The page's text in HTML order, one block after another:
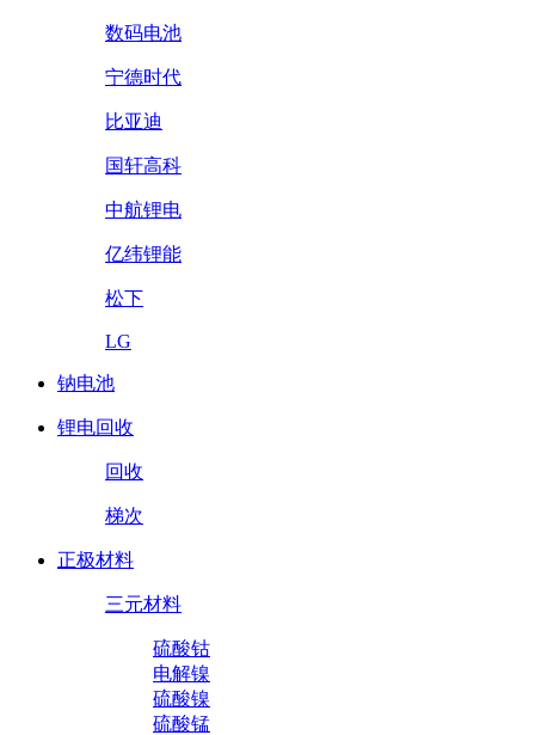
数码电池
宁德时代
比亚迪
国轩高科
中航锂电
亿纬锂能
松下
LG
钠电池
锂电回收
回收
梯次
正极材料
三元材料
硫酸钴
电解镍
硫酸镍
硫酸锰